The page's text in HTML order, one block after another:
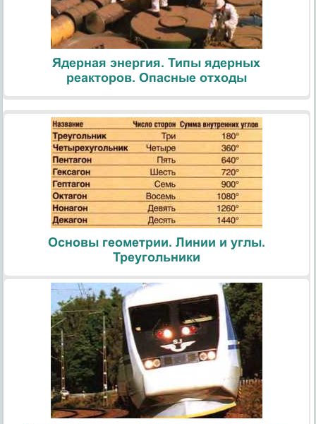
Ядерная энергия. Типы ядерных
реакторов. Опасные отходы
Основы геометрии. Линии и углы.
Треугольники